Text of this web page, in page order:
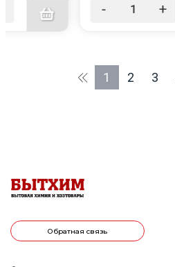
- +
1 2 3
Обратная связь